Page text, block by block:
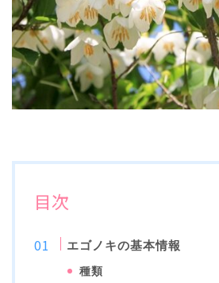
目次
エゴノキの基本情報
種類